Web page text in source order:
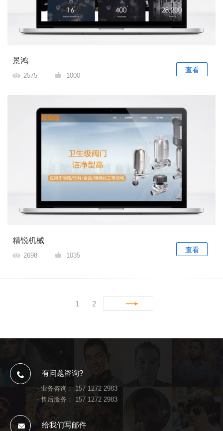
景鸿
2575 1000
查看
精锐机械
2698 1035
查看
1 2
有问题咨询?
- 业务咨询： 157 1272 2983
- 售后服务： 157 1272 2983
给我们写邮件